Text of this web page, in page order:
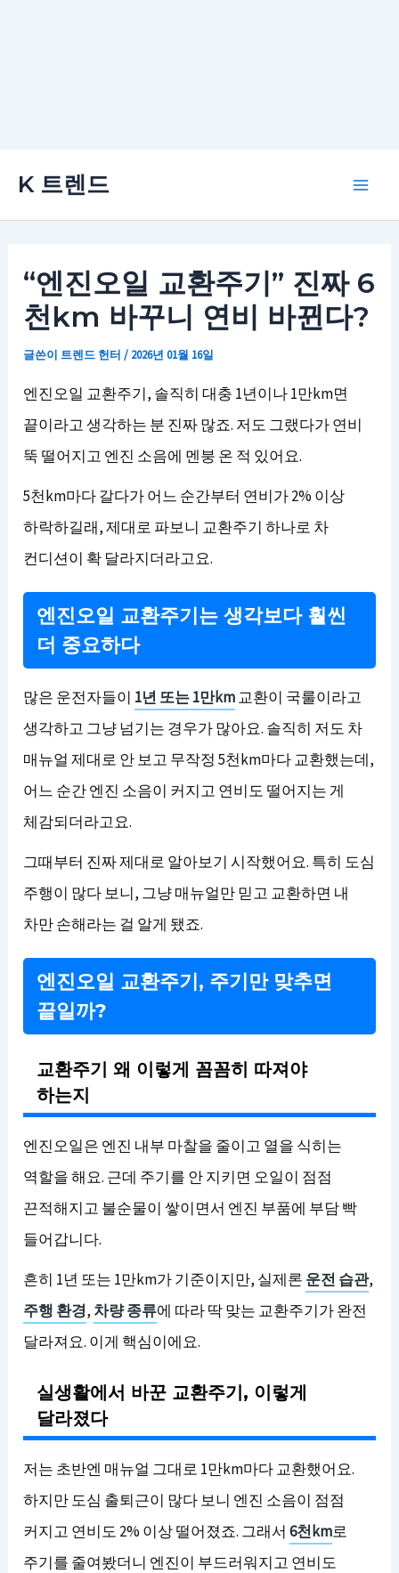
K 트렌드
“엔진오일 교환주기” 진짜 6
천km 바꾸니 연비 바뀐다?
글쓴이 트렌드 헌터/ 2026년 01월 16일
엔진오일 교환주기, 솔직히 대충 1년이나 1만km면
끝이라고 생각하는 분 진짜 많죠. 저도 그랬다가 연비
뚝 떨어지고 엔진 소음에 멘붕 온 적 있어요.
5천km마다 갈다가 어느 순간부터 연비가 2% 이상
하락하길래, 제대로 파보니 교환주기 하나로 차
컨디션이 확 달라지더라고요.
엔진오일 교환주기는 생각보다 훨씬
더 중요하다
많은 운전자들이 1년 또는 1만km교환이 국룰이라고
생각하고 그냥 넘기는 경우가 많아요. 솔직히 저도 차
매뉴얼 제대로 안 보고 무작정 5천km마다 교환했는데,
어느 순간 엔진 소음이 커지고 연비도 떨어지는 게
체감되더라고요.
그때부터 진짜 제대로 알아보기 시작했어요. 특히 도심
주행이 많다 보니, 그냥 매뉴얼만 믿고 교환하면 내
차만 손해라는 걸 알게 됐죠.
엔진오일 교환주기, 주기만 맞추면
끝일까?
교환주기 왜 이렇게 꼼꼼히 따져야
하는지
엔진오일은 엔진 내부 마찰을 줄이고 열을 식히는
역할을 해요. 근데 주기를 안 지키면 오일이 점점
끈적해지고 불순물이 쌓이면서 엔진 부품에 부담 빡
들어갑니다.
흔히 1년 또는 1만km가 기준이지만, 실제론 운전 습관,
주행 환경, 차량 종류에 따라 딱 맞는 교환주기가 완전
달라져요. 이게 핵심이에요.
실생활에서 바꾼 교환주기, 이렇게
달라졌다
저는 초반엔 매뉴얼 그대로 1만km마다 교환했어요.
하지만 도심 출퇴근이 많다 보니 엔진 소음이 점점
커지고 연비도 2% 이상 떨어졌죠. 그래서6천km로
주기를 줄여봤더니 엔진이 부드러워지고 연비도